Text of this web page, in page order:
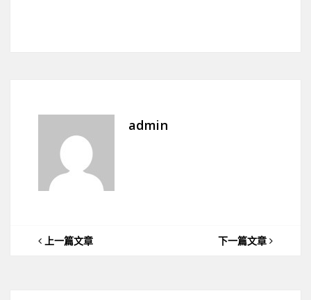
admin
上一篇文章 下一篇文章